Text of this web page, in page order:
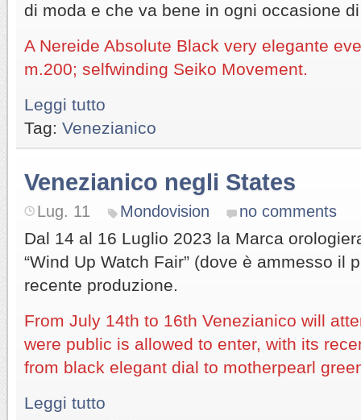
di moda e che va bene in ogni occasione
A Nereide Absolute Black very elegante
m.200; selfwinding Seiko Movement.
Leggi tutto
Tag: Venezianico
Venezianico negli States
Lug. 11 Mondovision no comments
Dal 14 al 16 Luglio 2023 la Marca
“Wind Up Watch Fair” (dove è ammesso il
recente produzione.
From July 14th to 16th Venezianico will
were public is allowed to enter, with its
from black elegant dial to motherpearl
Leggi tutto